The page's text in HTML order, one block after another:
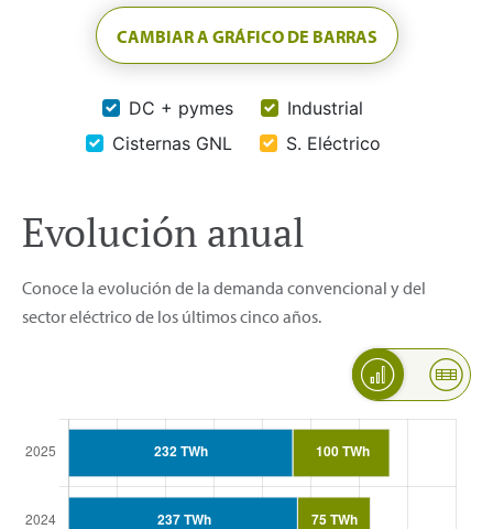
CAMBIAR A GRÁFICO DE BARRAS
DC + pymes
Industrial
Cisternas GNL
S. Eléctrico
Evolución anual
Conoce la evolución de la demanda convencional y del
sector eléctrico de los últimos cinco años.